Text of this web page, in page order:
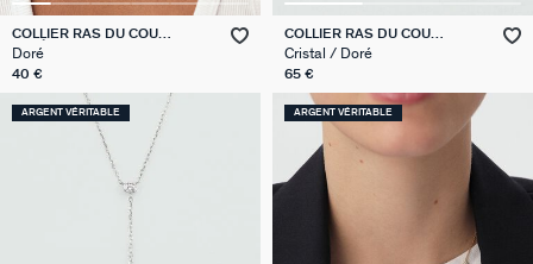
COLLIER RAS DU COU
CHAÎNE JASERON
Doré
40 €
COLLIER RAS DU COU
RONDOU
Cristal / Doré
65 €
ARGENT VÉRITABLE ARGENT VÉRITABLE